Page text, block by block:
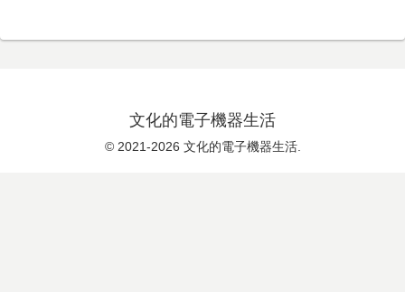
文化的電子機器生活
© 2021-2026 文化的電子機器生活.